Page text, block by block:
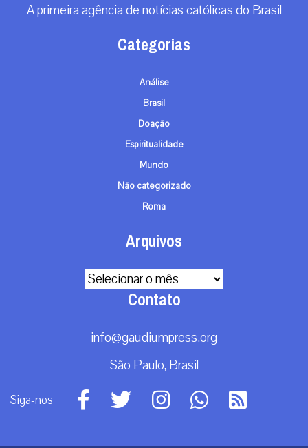
A primeira agência de notícias católicas do Brasil
Categorias
Análise
Brasil
Doação
Espiritualidade
Mundo
Não categorizado
Roma
Arquivos
Arquivos
Contato
info@gaudiumpress.org
São Paulo, Brasil
Siga-nos